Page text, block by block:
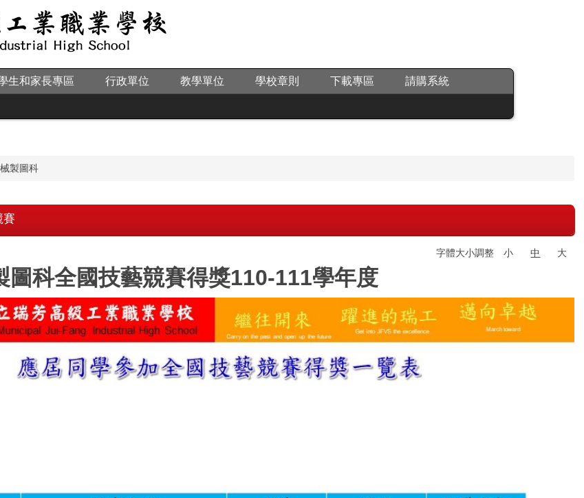
生和家長專區 行政單位 教學單位 學校章則 下載專區 請購系統
製圖科
賽
字體大小調整 小 中 大
圖科全國技藝競賽得獎110-111學年度